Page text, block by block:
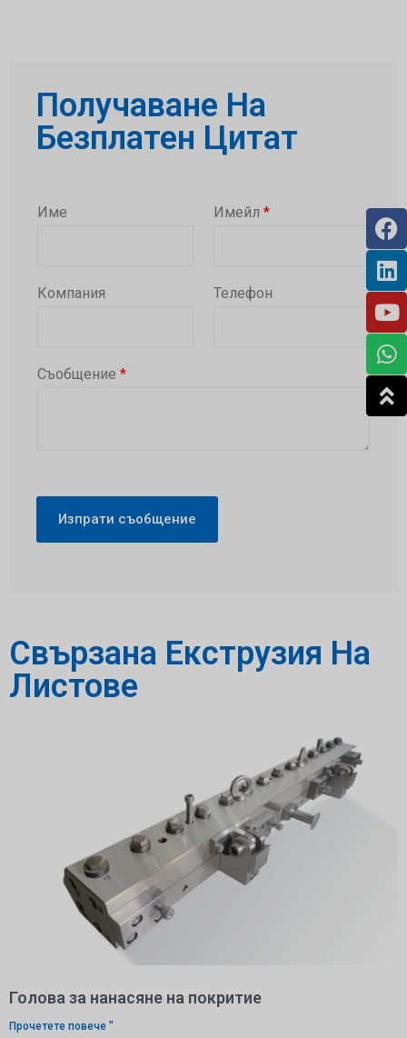
Получаване На
Безплатен Цитат
Име Имейл *
Компания Телефон
Съобщение *
Изпрати съобщение
Свързана Екструзия На
Листове
Голова за нанасяне на покритие
Прочетете повече "